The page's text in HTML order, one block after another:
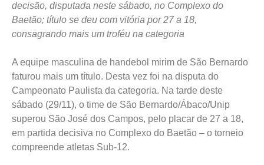
decisão, disputada neste sábado, no Complexo do
Baetão; título se deu com vitória por 27 a 18,
consagrando mais um troféu na categoria
A equipe masculina de handebol mirim de São Bernardo
faturou mais um título. Desta vez foi na disputa do
Campeonato Paulista da categoria. Na tarde deste
sábado (29/11), o time de São Bernardo/Ábaco/Unip
superou São José dos Campos, pelo placar de 27 a 18,
em partida decisiva no Complexo do Baetão – o torneio
compreende atletas Sub-12.